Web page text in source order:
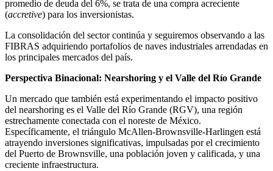
promedio de deuda del 6%, se trata de una compra acreciente
(accretive) para los inversionistas.
La consolidación del sector continúa y seguiremos observando a las
FIBRAS adquiriendo portafolios de naves industriales arrendadas en
los principales mercados del país.
Perspectiva Binacional: Nearshoring y el Valle del Río Grande
Un mercado que también está experimentando el impacto positivo
del nearshoring es el Valle del Río Grande (RGV), una región
estrechamente conectada con el noreste de México.
Específicamente, el triángulo McAllen-Brownsville-Harlingen está
atrayendo inversiones significativas, impulsadas por el crecimiento
del Puerto de Brownsville, una población joven y calificada, y una
creciente infraestructura.